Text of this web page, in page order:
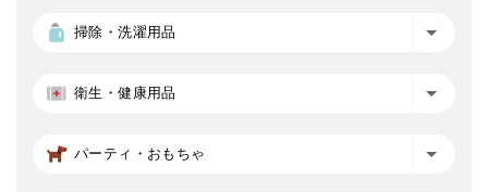
掃除・洗濯用品
衛生・健康用品
パーティ・おもちゃ